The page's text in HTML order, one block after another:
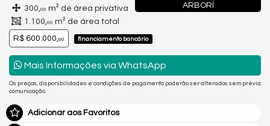
ARBORÍ
300,00 m² de área privativa
1.100,00 m² de área total
R$ 600.000,00 financiamento bancário
Mais Informações via WhatsApp
Os preços, disponibilidades e condições de pagamento poderão ser alterados sem prévia
comunicação.
Adicionar aos Favoritos